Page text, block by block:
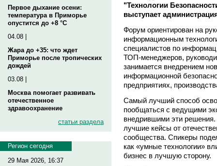
Первое дыхание осени:
температура в Приморье
опустится до +8 °C
04.08 |
Жара до +35: что ждет
Приморье после тропических
дождей
03.08 |
Москва помогает развивать
отечественное
здравоохранение
статьи раздела
Регион сегодня
29 Мая 2026, 16:37
"Технологии
выступает
Форум ориентирован на
информационным
специалистов по
ТОП-менеджеров,
занимается внедрением
информационной
предприятиях,
Самый лучший способ
пообщаться с ведущими
внедрившими эти
лучшие кейсы от
сообщества. Спикеры
как «умные технологии»
бизнес в лучшую сторону.